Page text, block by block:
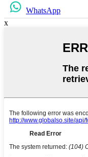
WhatsApp
x